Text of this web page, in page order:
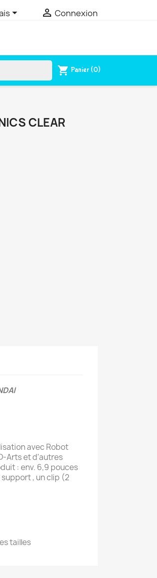
  Connexion
shopping_cart Panier (0)
CLEAR
avec Robot
Arts et d'autres
: env. 6,9 pouces
, un clip (2
tailles